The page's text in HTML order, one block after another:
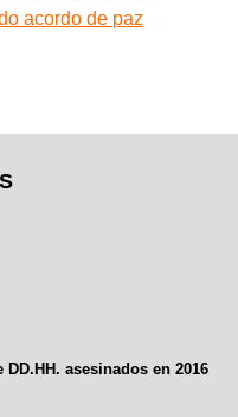
acordo de paz
asesinados en 2016